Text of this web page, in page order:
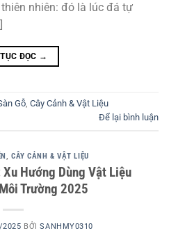
nhiên: đó là lúc đá tự
ĐỌC →
Gỗ, Cây Cảnh & Vật Liệu
Để lại bình luận
, CÂY CẢNH & VẬT LIỆU
Hướng Dùng Vật Liệu
Trường 2025
BỞISANHMY0310